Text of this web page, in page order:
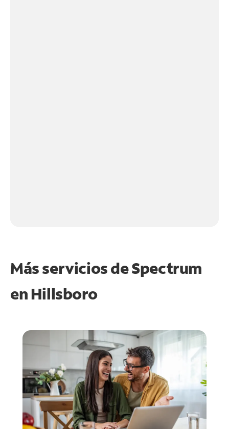
Más servicios de Spectrum
en Hillsboro